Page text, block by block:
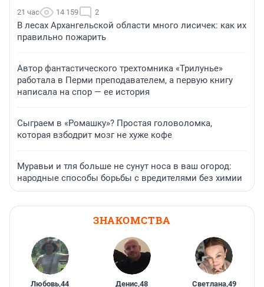
21 час 14 159 2
В лесах Архангельской области много лисичек: как их
правильно пожарить
Автор фантастического трехтомника «Трилунье»
работала в Перми преподавателем, а первую книгу
написала на спор — ее история
Сыграем в «Ромашку»? Простая головоломка,
которая взбодрит мозг не хуже кофе
Муравьи и тля больше не сунут носа в ваш огород:
народные способы борьбы с вредителями без химии
ЗНАКОМСТВА
Любовь,44 Денис,48 Светлана,49